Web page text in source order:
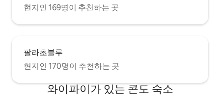
현지인 169명이 추천하는 곳
팔라초블루
현지인 170명이 추천하는 곳
와이파이가 있는 콘도 숙소